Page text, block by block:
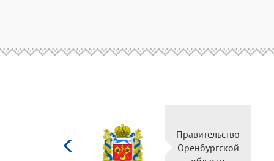
Министерство
культуры
Российской